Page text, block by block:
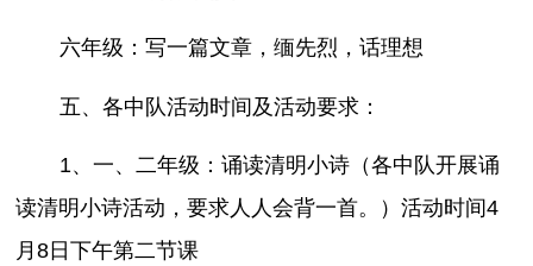
六年级：写一篇文章，缅先烈，话理想
五、各中队活动时间及活动要求：
1、一、二年级：诵读清明小诗（各中队开展诵
读清明小诗活动，要求人人会背一首。）活动时间4
月8日下午第二节课